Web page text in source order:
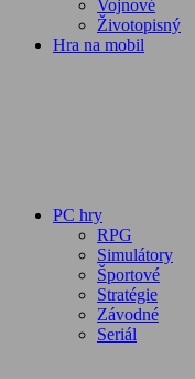
Vojnové
Životopisný
Hra na mobil
PC hry
RPG
Simulátory
Športové
Stratégie
Závodné
Seriál